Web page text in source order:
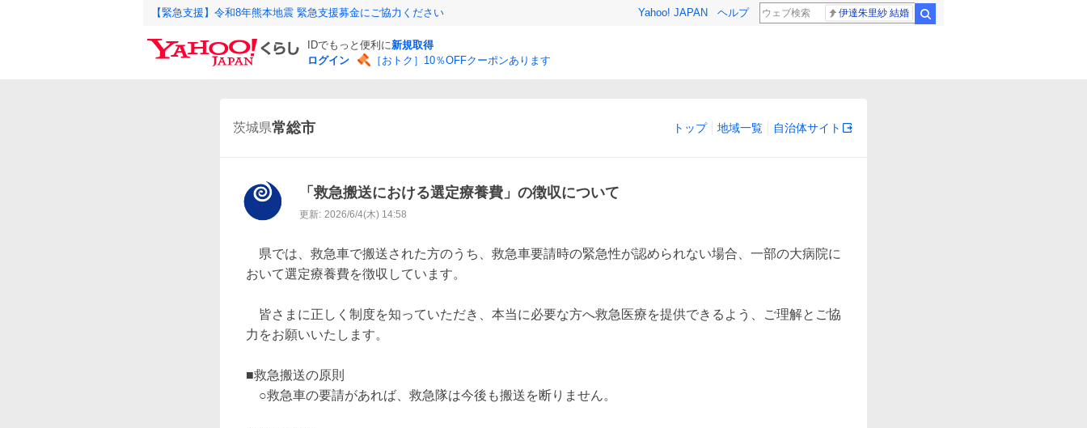
【緊急支援】令和8年熊本地震 緊急支援募金にご協力ください Yahoo! JAPAN ヘルプ 伊達朱里紗 結婚
IDでもっと便利に新規取得
ログイン
［おトク］10％OFFクーポンあります
茨城県常総市 トップ 地域一覧 自治体サイト
「救急搬送における選定療養費」の徴収について
更新: 2026/6/4(木) 14:58
県では、救急車で搬送された方のうち、救急車要請時の緊急性が認められない場合、一部の大病院に
おいて選定療養費を徴収しています。
皆さまに正しく制度を知っていただき、本当に必要な方へ救急医療を提供できるよう、ご理解とご協
力をお願いいたします。
■救急搬送の原則
○救急車の要請があれば、救急隊は今後も搬送を断りません。